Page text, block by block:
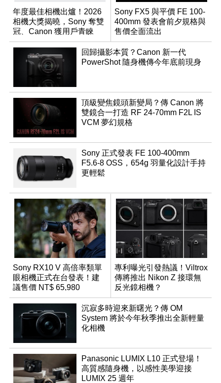
年度最佳相機出爐！2026
相機大獎揭曉，Sony 奪雙
冠、Canon 獲用戶青睞
Sony FX5 與平價 FE 100-
400mm 發表會前夕規格與
售價全面流出
回歸攝影本質？Canon 新一代
PowerShot 隨身機傳今年底前現身
頂級變焦鏡頭新變局？傳 Canon 將
雙鏡合一打造 RF 24-70mm F2L IS
VCM 夢幻規格
Sony 正式發表 FE 100-400mm
F5.6-8 OSS，654g 羽量化設計手持
更輕鬆
Sony RX10 V 高倍率類單
眼相機正式在台發表！建
議售價 NT$ 65,980
專利曝光引發熱議！Viltrox
傳將推出 Nikon Z 接環無
反光鏡相機？
沉寂多時迎來新曙光？傳 OM
System 將於今年秋季推出全新輕量
化相機
Panasonic LUMIX L10 正式登場！
高質感隨身機，以感性美學迎接
LUMIX 25 週年